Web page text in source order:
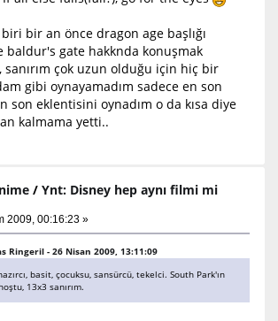
bir an önce dragon age başlığı
baldur's gate hakknda konuşmak
sanırım çok uzun olduğu için hiç bir
gibi oynayamadım sadece en son
son eklentisini oynadım o da kısa diye
kalmama yetti..
/Ynt: Disney hep aynı filmi mi
2009, 00:16:23 »
Ringeril - 26 Nisan 2009, 13:11:09
basit, çocuksu, sansürcü, tekelci. South Park'ın
13x3 sanırım.